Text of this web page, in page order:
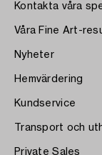
Kontakta våra
Våra Fine Art-
Nyheter
Hemvärdering
Kundservice
Transport och
Private Sales